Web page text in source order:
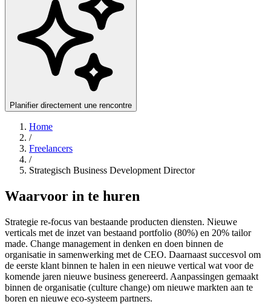
Planifier directement une rencontre
Home
/
Freelancers
/
Strategisch Business Development Director
Waarvoor in te huren
Strategie re-focus van bestaande producten diensten. Nieuwe
verticals met de inzet van bestaand portfolio (80%) en 20% tailor
made. Change management in denken en doen binnen de
organisatie in samenwerking met de CEO. Daarnaast succesvol om
de eerste klant binnen te halen in een nieuwe vertical wat voor de
komende jaren nieuwe business genereerd. Aanpassingen gemaakt
binnen de organisatie (culture change) om nieuwe markten aan te
boren en nieuwe eco-systeem partners.